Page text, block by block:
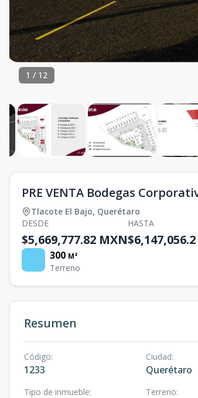
1 / 12
PRE VENTA Bodegas
Tlacote El Bajo, Querétaro
DESDE
$5,669,777.82 MXN
HASTA
300 M²
Terreno
Resumen
Código:
1233
Ciudad:
Querétaro
Tipo de inmueble: Terreno: